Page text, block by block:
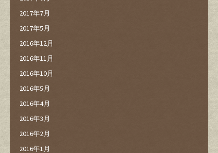
2017年7月
2017年5月
2016年12月
2016年11月
2016年10月
2016年5月
2016年4月
2016年3月
2016年2月
2016年1月